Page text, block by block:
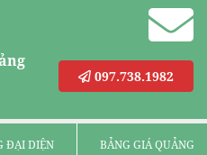
097.738.1982
ĐẠI DIỆN BẢNG GIÁ QUẢNG